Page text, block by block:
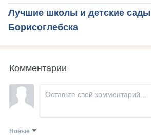
Лучшие школы и детские сады
Борисоглебска
Комментарии
Новые